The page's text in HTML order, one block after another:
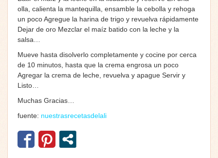
olla, calienta la mantequilla, ensamble la cebolla y rehoga
un poco Agregue la harina de trigo y revuelva rápidamente
Dejar de oro Mezclar el maíz batido con la leche y la
salsa…
Mueve hasta disolverlo completamente y cocine por cerca
de 10 minutos, hasta que la crema engrosa un poco
Agregar la crema de leche, revuelva y apague Servir y
Listo…
Muchas Gracias…
fuente: nuestrasrecetasdelali